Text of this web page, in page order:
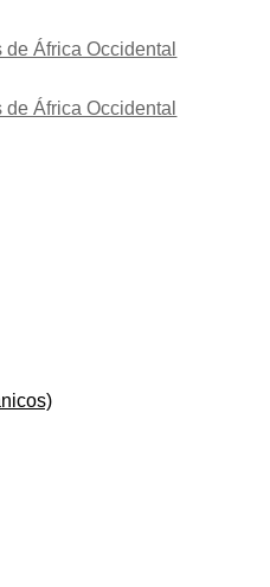
África Occidental
África Occidental